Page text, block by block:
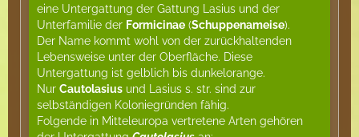
eine Untergattung der Gattung Lasius und der
Unterfamilie der Formicinae (Schuppenameise).
Der Name kommt wohl von der zurückhaltenden
Lebensweise unter der Oberfläche. Diese
Untergattung ist gelblich bis dunkelorange.
Nur Cautolasius und Lasius s. str. sind zur
selbständigen Koloniegründen fähig.
Folgende in Mitteleuropa vertretene Arten gehören